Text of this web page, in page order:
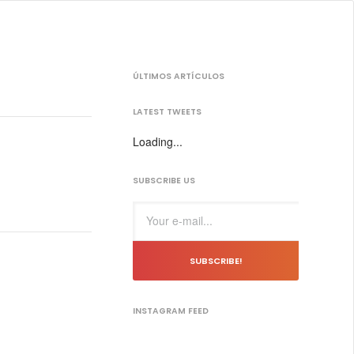
ÚLTIMOS ARTÍCULOS
LATEST TWEETS
Loading...
SUBSCRIBE US
SUBSCRIBE!
INSTAGRAM FEED